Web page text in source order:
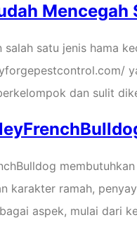
Mencegah
salah satu jenis hama
dan sulit
karakter ramah,
aspek, mulai dari